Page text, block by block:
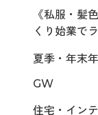
《私服・髪
くり始業で
夏季・年末
GW
住宅・イン